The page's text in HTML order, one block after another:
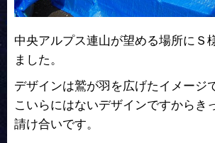
中央アルプス連山が望める場所にＳ
ました。
デザインは鷲が羽を広げたイメージ
こいらにはないデザインですからき
請け合いです。